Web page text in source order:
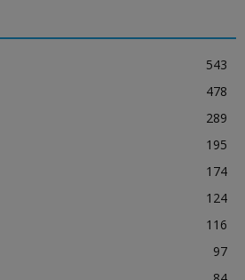
543
478
289
195
174
124
116
97